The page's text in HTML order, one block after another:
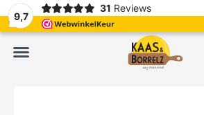
9,7
31 Reviews
Meistens Lieferung innerhalb von 3 Tagen